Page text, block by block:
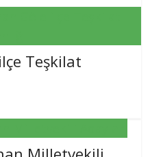
Teşkilat